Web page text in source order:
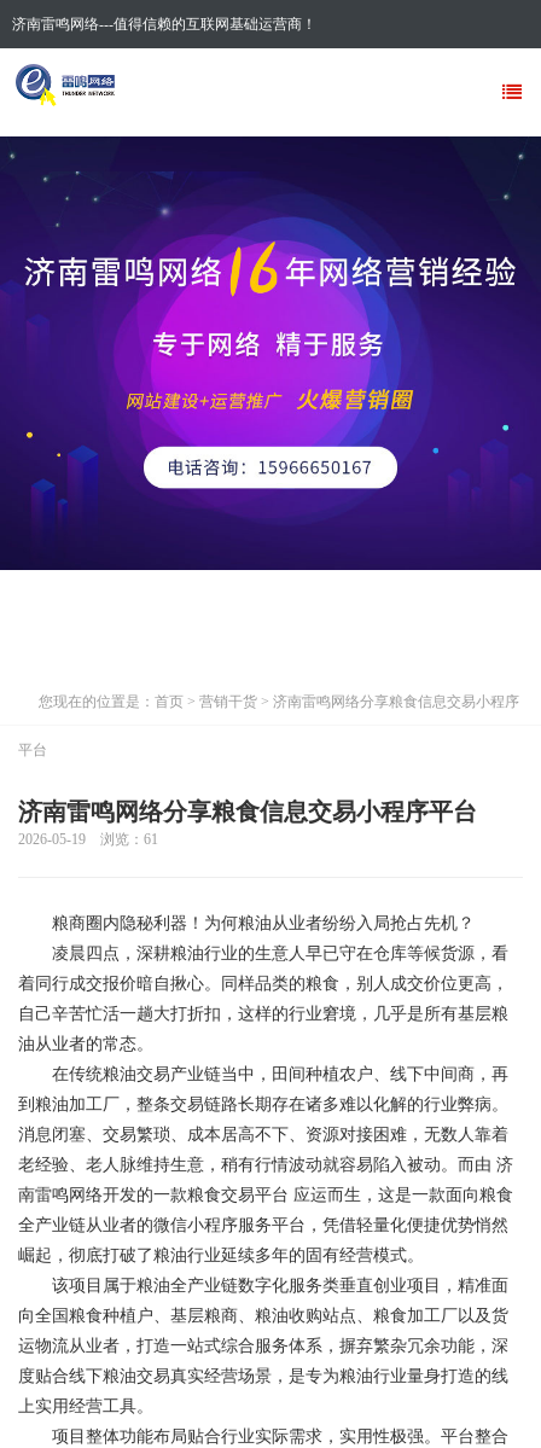
济南雷鸣网络---值得信赖的互联网基础运营商！
您现在的位置是： 首页 > 营销干货 > 济南雷鸣网络分享粮食信息交易小程序
平台
济南雷鸣网络分享粮食信息交易小程序平台
2026-05-19 浏览： 61
粮商圈内隐秘利器！为何粮油从业者纷纷入局抢占先机？
凌晨四点，深耕粮油行业的生意人早已守在仓库等候货源，看
着同行成交报价暗自揪心。同样品类的粮食，别人成交价位更高，
自己辛苦忙活一趟大打折扣，这样的行业窘境，几乎是所有基层粮
油从业者的常态。
在传统粮油交易产业链当中，田间种植农户、线下中间商，再
到粮油加工厂，整条交易链路长期存在诸多难以化解的行业弊病。
消息闭塞、交易繁琐、成本居高不下、资源对接困难，无数人靠着
老经验、老人脉维持生意，稍有行情波动就容易陷入被动。而由 济
南雷鸣网络开发的一款粮食交易平台 应运而生，这是一款面向粮食
全产业链从业者的微信小程序服务平台，凭借轻量化便捷优势悄然
崛起，彻底打破了粮油行业延续多年的固有经营模式。
该项目属于粮油全产业链数字化服务类垂直创业项目，精准面
向全国粮食种植户、基层粮商、粮油收购站点、粮食加工厂以及货
运物流从业者，打造一站式综合服务体系，摒弃繁杂冗余功能，深
度贴合线下粮油交易真实经营场景，是专为粮油行业量身打造的线
上实用经营工具。
项目整体功能布局贴合行业实际需求，实用性极强。平台整合